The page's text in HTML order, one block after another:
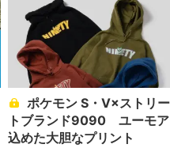
ポケモン S・V×ストリー
トブランド9090 ユーモア
込めた大胆なプリント